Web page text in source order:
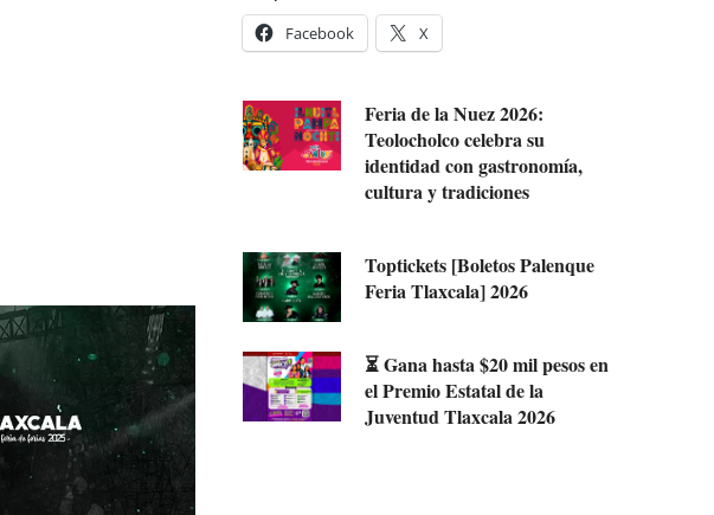
Facebook X
Feria de la Nuez 2026:
Teolocholco celebra su
identidad con gastronomía,
cultura y tradiciones
Toptickets [Boletos Palenque
Feria Tlaxcala] 2026
⏳ Gana hasta $20 mil pesos en
el Premio Estatal de la
Juventud Tlaxcala 2026